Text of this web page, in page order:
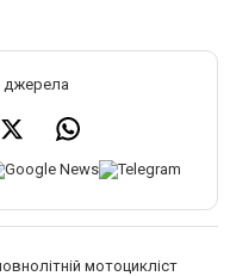
джерела
мотоцикліст